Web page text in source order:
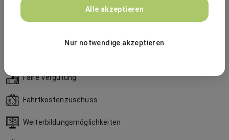
Ergonomische Arbeitsplätze
Faire Vergütung
Fahrtkostenzuschuss
Weiterbildungsmöglichkeiten
Alle akzeptieren
Nur notwendige akzeptieren